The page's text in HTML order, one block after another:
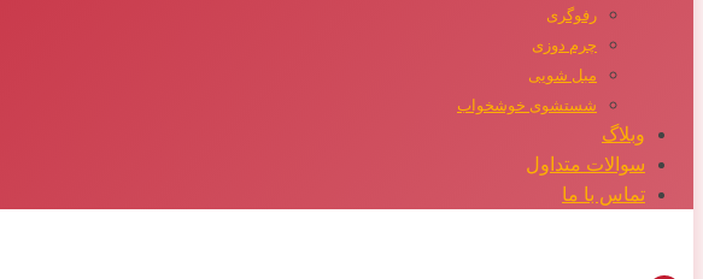
رفوگری
چرم دوزی
مبل شویی
شستشوی خوشخواب
وبلاگ
سوالات متداول
تماس با ما